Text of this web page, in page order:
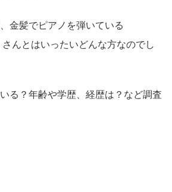
金髪でピアノを弾いている
んとはいったいどんな方なのでし
る？年齢や学歴、経歴は？など調査